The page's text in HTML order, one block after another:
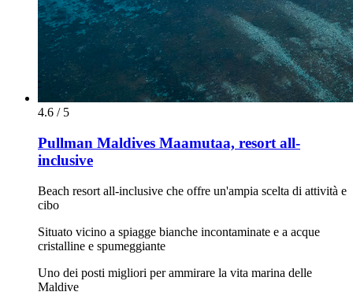
4.6 / 5
Pullman Maldives Maamutaa, resort all-
inclusive
Beach resort all-inclusive che offre un'ampia scelta di attività e
cibo
Situato vicino a spiagge bianche incontaminate e a acque
cristalline e spumeggiante
Uno dei posti migliori per ammirare la vita marina delle
Maldive